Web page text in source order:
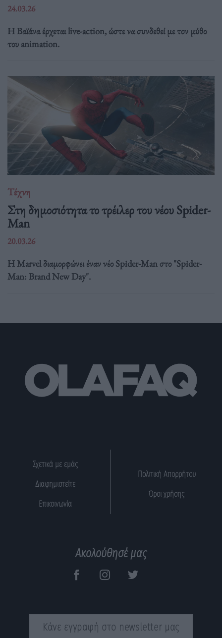
24.03.26
Η Βαϊάνα έρχεται live-action, ώστε να συνδεθεί με τον μύθο
του animation.
Τέχνη
Στη δημοσιότητα το τρέιλερ του νέου Spider-
Man
20.03.26
Η Marvel διαμορφώνει έναν νέο Spider-Man στο "Spider-
Man: Brand New Day".
Σχετικά με εμάς
Διαφημιστείτε
Επικοινωνία
Πολιτική Απορρήτου
Όροι χρήσης
Ακολούθησέ μας
Κάνε εγγραφή στο newsletter μας